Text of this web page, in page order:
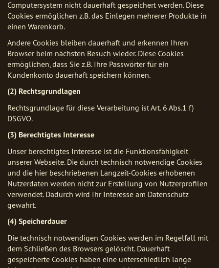
Computersystem nicht dauerhaft gespeichert werden. Diese
Cookies ermöglichen z.B. das Einlegen mehrerer Produkte in
einen Warenkorb.
Andere Cookies bleiben dauerhaft und erkennen Ihren
Browser beim nächsten Besuch wieder. Diese Cookies
ermöglichen, dass Sie z.B. Ihre Passwörter für ein
Kundenkonto dauerhaft speichern können.
(2) Rechtsgrundlagen
Rechtsgrundlage für diese Verarbeitung ist Art. 6 Abs.1 f)
DSGVO.
(3) Berechtigtes Interesse
Unser berechtigtes Interesse ist die Funktionsfähigkeit
unserer Webseite. Die durch technisch notwendige Cookies
und die hier beschriebenen Langzeit-Cookies erhobenen
Nutzerdaten werden nicht zur Erstellung von Nutzerprofilen
verwendet. Dadurch wird Ihr Interesse am Datenschutz
gewahrt.
(4) Speicherdauer
Die technisch notwendigen Cookies werden im Regelfall mit
dem Schließen des Browsers gelöscht. Dauerhaft
gespeicherte Cookies haben eine unterschiedlich lange